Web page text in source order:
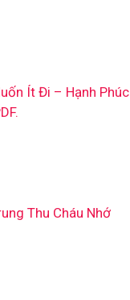
Ít Đi – Hạnh Phúc
Thu Cháu Nhớ